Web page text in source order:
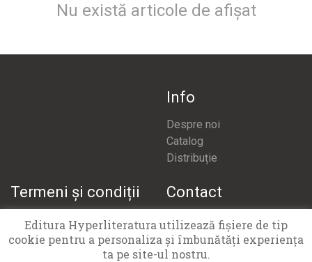
Nu există articole de afișat
Info
Despre noi
Catalog
Distribuție
Termeni și condiții
Termeni și condiții
Politică confidențialitate
Contact
office@hyperliteratura.ro
Editura Hyperliteratura utilizează fişiere de tip
cookie pentru a personaliza și îmbunătăți experiența
ta pe site-ul nostru.